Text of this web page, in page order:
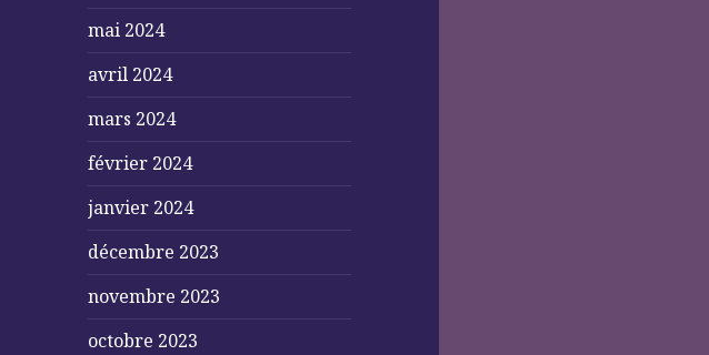
mai 2024
avril 2024
mars 2024
février 2024
janvier 2024
décembre 2023
novembre 2023
octobre 2023